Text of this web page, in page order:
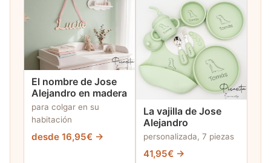
El nombre de Jose
Alejandro en madera
para colgar en su
habitación
desde 16,95€ →
La vajilla de Jose
Alejandro
personalizada, 7 piezas
41,95€ →